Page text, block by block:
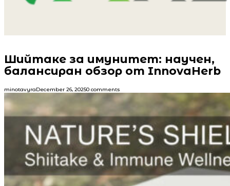
Шийтаке за имунитет: научен,
балансиран обзор от InnovaHerb
minotavyraDecember 26, 20250 comments